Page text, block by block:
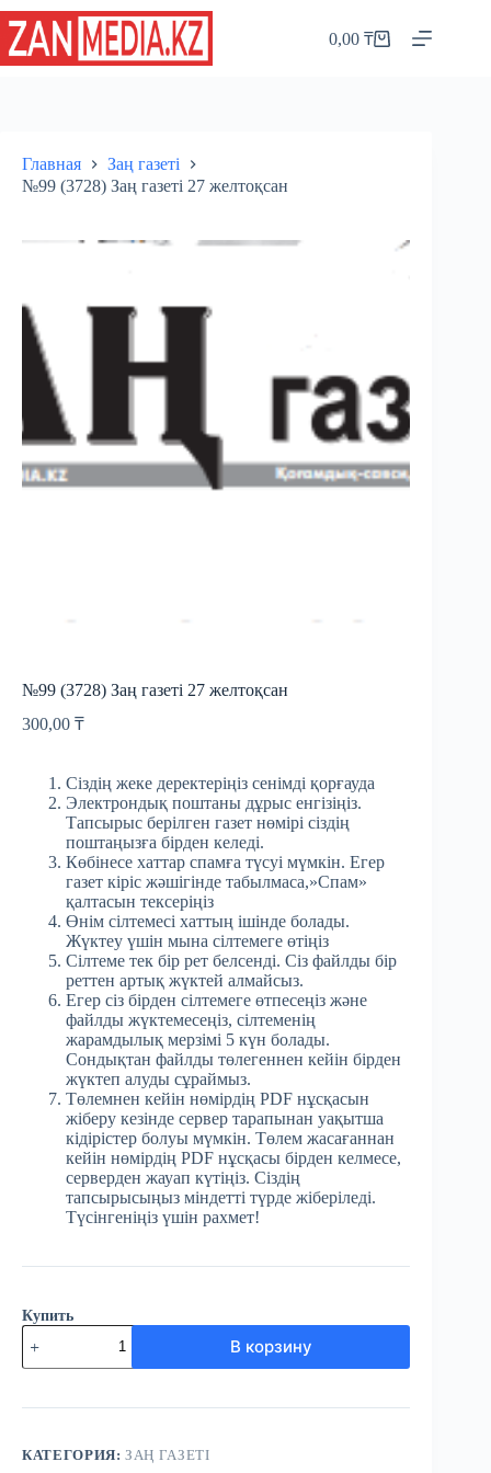
Перейти
сути
Корзина
0,00₸
Главная
Заң газеті
№99 (3728) Заң газеті 27 желтоқсан
№99 (3728) Заң газеті 27 желтоқсан
300,00 ₸
Сіздің жеке деректеріңіз сенімді қорғауда
Электрондық поштаны дұрыс енгізіңіз.
Тапсырыс берілген газет нөмірі сіздің
поштаңызға бірден келеді.
Көбінесе хаттар спамға түсуі мүмкін. Егер
газет кіріс жәшігінде табылмаса,»Спам»
қалтасын тексеріңіз
Өнім сілтемесі хаттың ішінде болады.
Жүктеу үшін мына сілтемеге өтіңіз
Сілтеме тек бір рет белсенді. Сіз файлды бір
реттен артық жүктей алмайсыз.
Егер сіз бірден сілтемеге өтпесеңіз және
файлды жүктемесеңіз, сілтеменің
жарамдылық мерзімі 5 күн болады.
Сондықтан файлды төлегеннен кейін бірден
жүктеп алуды сұраймыз.
Төлемнен кейін нөмірдің PDF нұсқасын
жіберу кезінде сервер тарапынан уақытша
кідірістер болуы мүмкін. Төлем жасағаннан
кейін нөмірдің PDF нұсқасы бірден келмесе,
серверден жауап күтіңіз. Сіздің
тапсырысыңыз міндетті түрде жіберіледі.
Түсінгеніңіз үшін рахмет!
Купить
Количество
товара
№99
Заң
желтоқсан
В корзину
КАТЕГОРИЯ:ЗАҢ ГАЗЕТІ